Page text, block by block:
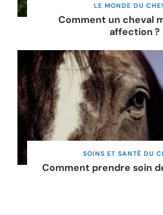
LE MONDE DU
Comment un cheval
affection ?
SOINS ET SANTÉ DU
Comment prendre soin